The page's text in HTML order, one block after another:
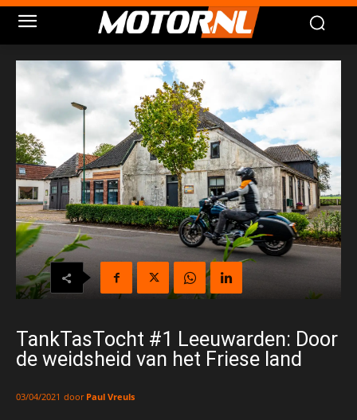
TankTasTocht #1 Leeuwarden: Door
de weidsheid van het Friese land
03/04/2021 door Paul Vreuls